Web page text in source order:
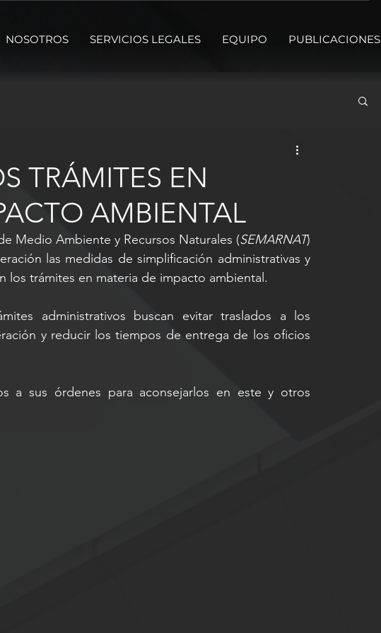
NOSOTROS SERVICIOS LEGALES EQUIPO PUBLICACIONES
TRÁMITES EN
AMBIENTAL
Medio Ambiente y Recursos Naturales (SEMARNAT)
las medidas de simplificación administrativas y
los trámites en materia de impacto ambiental.
administrativos buscan evitar traslados a los
y reducir los tiempos de entrega de los oficios
a sus órdenes para aconsejarlos en este y otros